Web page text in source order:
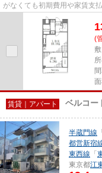
がなくても初期費用や家賃支
デザインに関して、自信をもっ
(
賃貸｜アパート ベルコー
半蔵門線 「
都営新宿
東西線 「
東京都江